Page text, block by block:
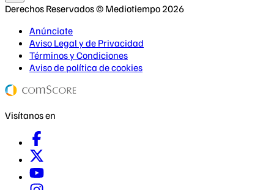
Derechos Reservados © Mediotiempo 2026
Anúnciate
Aviso Legal y de Privacidad
Términos y Condiciones
Aviso de política de cookies
Visítanos en